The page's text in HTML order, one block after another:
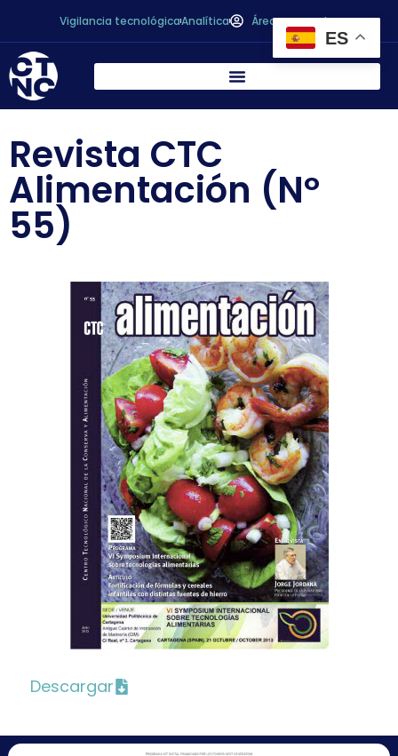
Vigilancia tecnológicaAnalítica Área personal
Revista CTC
Alimentación (Nº
55)
Descargar
ES